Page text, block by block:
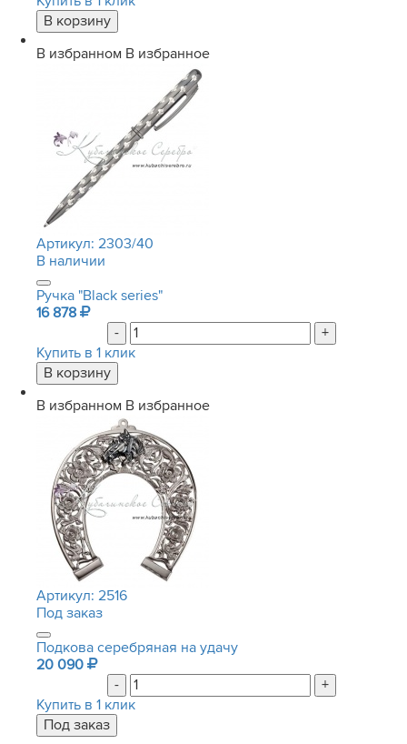
В избранном В избранное
Артикул: 2303/40
В наличии
Ручка "Black series"
16 878
-
+
Купить в 1 клик
В избранном В избранное
Артикул: 2516
Под заказ
Подкова серебряная на удачу
20 090
-
+
Купить в 1 клик